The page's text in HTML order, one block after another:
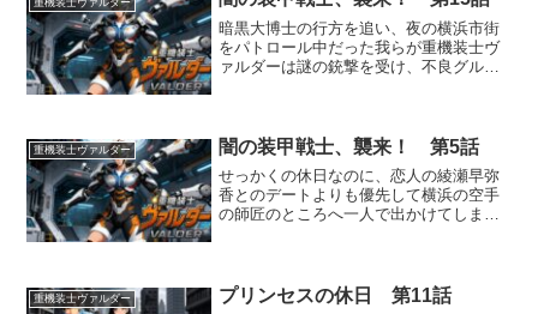
暗黒大博士の行方を追い、夜の横浜市街
をパトロール中だった我らが重機装士ヴ
ァルダーは謎の銃撃を受け、不良グルー
ちらついていた。その...
重機装士ヴァルダー 闇の装甲戦士、襲来！ 第5話
せっかくの休日なのに、恋人の綾瀬早弥
香とのデートよりも優先して横浜の空手
の師匠のところへ一人で出かけてしまっ
が…。その頃、目的の道場が...
重機装士ヴァルダー プリンセスの休日 第11話